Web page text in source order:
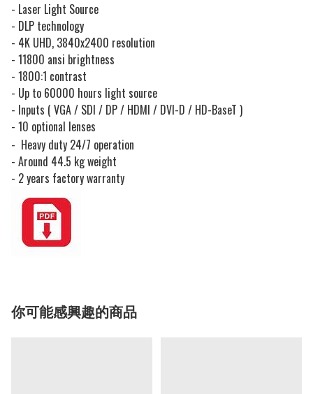
- Laser Light Source
- DLP technology
- 4K UHD, 3840x2400 resolution
- 11800 ansi brightness
- 1800:1 contrast
- Up to 60000 hours light source
- Inputs ( VGA / SDI / DP / HDMI / DVI-D / HD-BaseT )
- 10 optional lenses
- Heavy duty 24/7 operation
- Around 44.5 kg weight
- 2 years factory warranty
你可能感興趣的商品